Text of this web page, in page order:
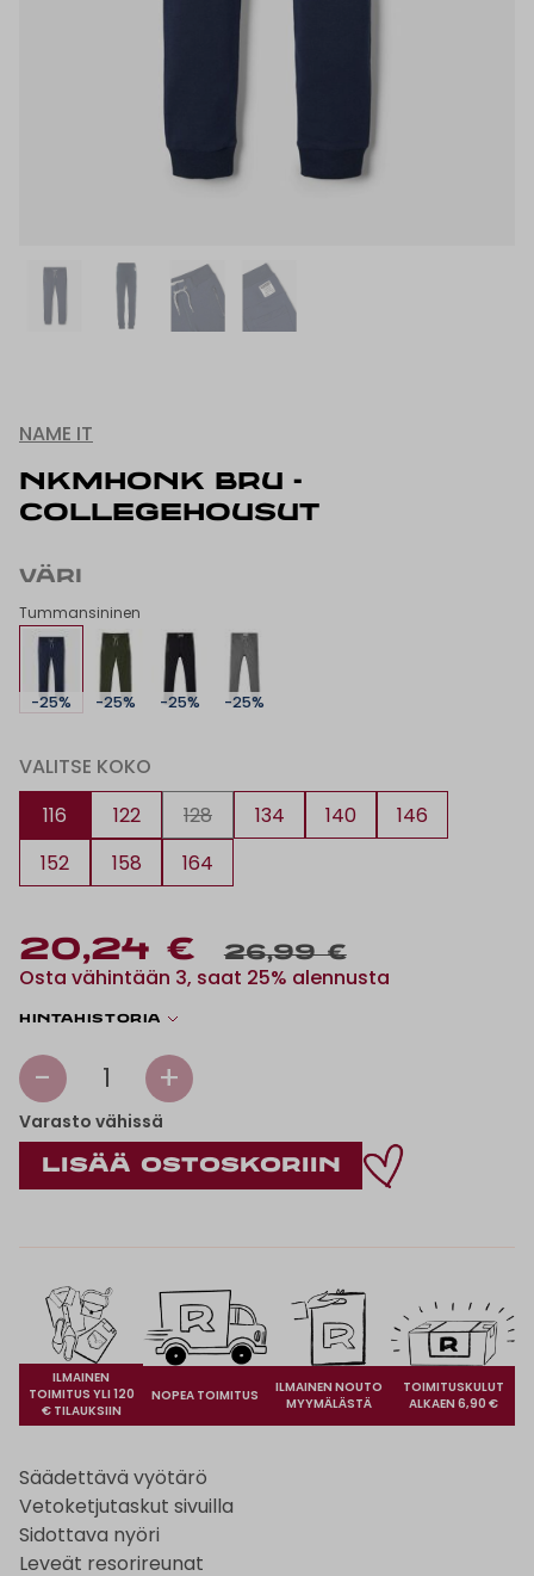
NAME IT
NKMHONK BRU -
COLLEGEHOUSUT
VÄRI
Tummansininen
-25% -25% -25% -25%
VALITSE KOKO
116
122 128 134 140
146
152
158 164
20,24 € 26,99 €
Osta vähintään 3, saat 25% alennusta
Hintahistoria
- 1 +
Varasto vähissä
ILMAINEN
TOIMITUS YLI 120
€ TILAUKSIIN
NOPEA TOIMITUS
ILMAINEN NOUTO
MYYMÄLÄSTÄ
TOIMITUSKULUT
ALKAEN 6,90 €
Säädettävä vyötärö
Vetoketjutaskut sivuilla
Sidottava nyöri
Leveät resorireunat